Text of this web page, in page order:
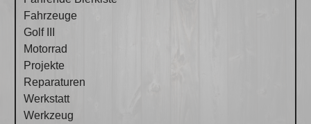
Fahrzeuge
Golf III
Motorrad
Projekte
Reparaturen
Werkstatt
Werkzeug